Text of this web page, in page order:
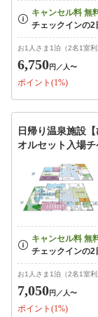
お1人さま1泊（2名1室
6,750円 ／人〜
ポイント(1%)
日帰り温泉施設
オルセット入場
お1人さま1泊（2名1室
7,050円 ／人〜
ポイント(1%)